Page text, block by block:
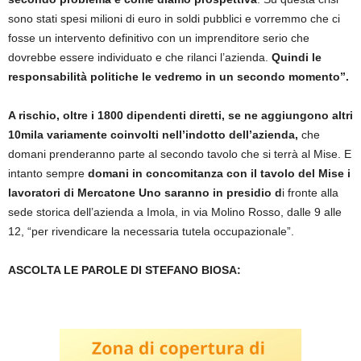
sono stati spesi milioni di euro in soldi pubblici e vorremmo che ci
fosse un intervento definitivo con un imprenditore serio che
dovrebbe essere individuato e che rilanci l’azienda. Quindi le
responsabilità politiche le vedremo in un secondo momento”.
A rischio, oltre i 1800 dipendenti diretti, se ne aggiungono altri
10mila variamente coinvolti nell’indotto dell’azienda, che
domani prenderanno parte al secondo tavolo che si terrà al Mise. E
intanto sempre domani in concomitanza con il tavolo del Mise i
lavoratori di Mercatone Uno saranno in presidio di fronte alla
sede storica dell’azienda a Imola, in via Molino Rosso, dalle 9 alle
12, “per rivendicare la necessaria tutela occupazionale”.
ASCOLTA LE PAROLE DI STEFANO BIOSA: